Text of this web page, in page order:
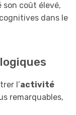
coût élevé,
dans le
l’activité
remarquables,